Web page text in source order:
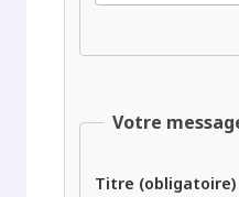
Votre
Titre (obligatoire)